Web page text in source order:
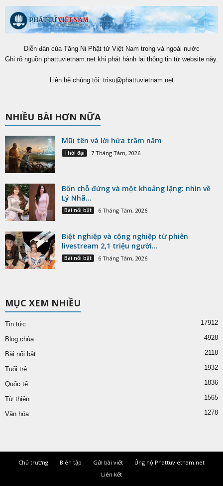
Diễn đàn của Tăng Ni Phật tử Việt Nam trong và ngoài nước
Ghi rõ nguồn phattuvietnam.net khi phát hành lại thông tin từ website này.
Liên hệ chúng tôi: trisu@phattuvietnam.net
NHIỀU BÀI HƠN NỮA
Mũi tên và lời hứa trăm năm
Thời đại 7 Tháng Tám, 2026
Bốn chỗ đứng và một khoảng lặng: nhìn về
Lý Nhã...
Bài nổi bật 6 Tháng Tám, 2026
Biệt nghiệp và cộng nghiệp từ phiên
livestream 2,1 triệu người...
Bài nổi bật 6 Tháng Tám, 2026
MỤC XEM NHIỀU
Tin tức 17912
Blog chùa 4928
Bài nổi bật 2118
Tuổi trẻ 1932
Quốc tế 1836
Từ thiện 1565
Văn hóa 1278
Chủ trương Biên tập Gửi bài viết
Ủng hộ Phattuvietnam.net
Liên kết